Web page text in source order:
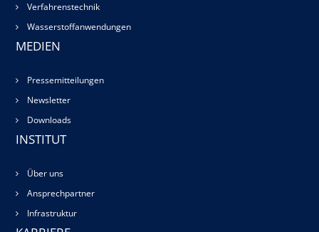
Verfahrenstechnik
Wasserstoffanwendungen
MEDIEN
Pressemitteilungen
Newsletter
Downloads
INSTITUT
Über uns
Ansprechpartner
Infrastruktur